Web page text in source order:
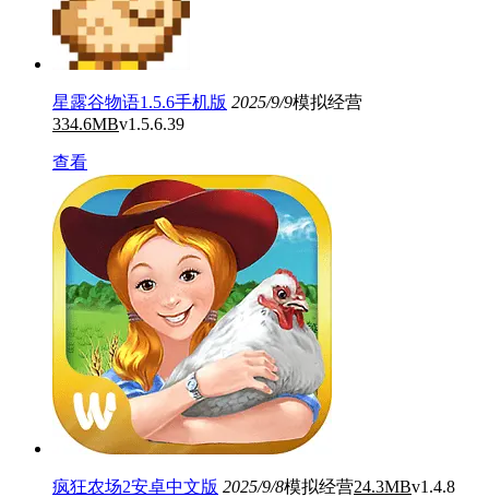
星露谷物语1.5.6手机版 2025/9/9模拟经营
334.6MBv1.5.6.39
查看
疯狂农场2安卓中文版 2025/9/8模拟经营24.3MBv1.4.8